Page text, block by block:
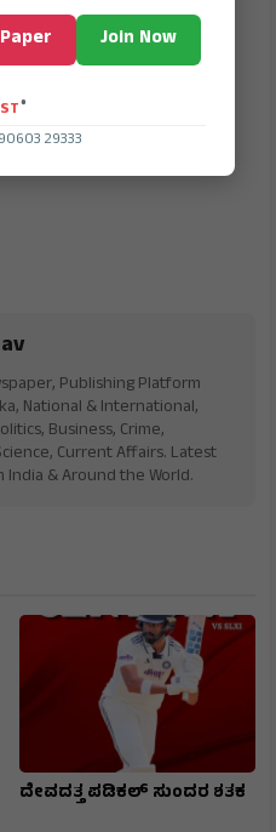
Publishing Platform
National & International,
Business, Crime,
Current Affairs. Latest
India & Around the World.
ದೇವದತ್ತ ಪಡಿಕಲ್ ಸುಂದರ ಶತಕ
Join Now
®
29333